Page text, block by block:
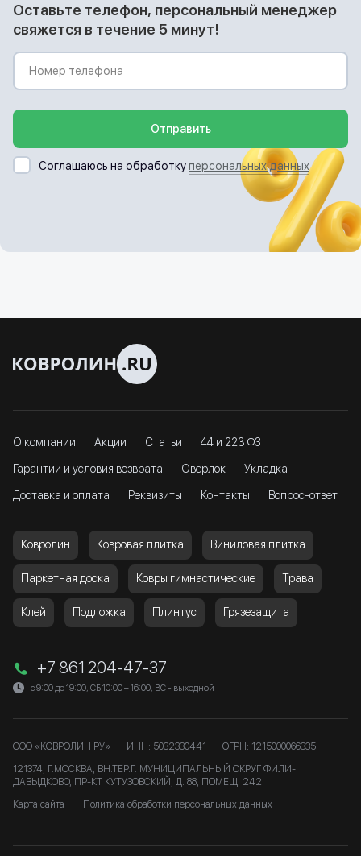
Оставьте телефон, персональный менеджер
свяжется в течение 5 минут!
Отправить
Соглашаюсь на обработкуперсональных данных
О компании Акции Статьи 44 и 223 ФЗ
Гарантии и условия возврата Оверлок Укладка
Доставка и оплата Реквизиты Контакты Вопрос-ответ
Ковролин Ковровая плитка Виниловая плитка
Паркетная доска Ковры гимнастические Трава
Клей Подложка Плинтус Грязезащита
+7 861 204-47-37
с 9:00 до 19:00, СБ 10:00 – 16:00, ВС - выходной
ООО «КОВРОЛИН РУ» ИНН: 5032330441
ОГРН: 1215000066335
121374, Г.МОСКВА, ВН.ТЕР.Г. МУНИЦИПАЛЬНЫЙ ОКРУГ ФИЛИ-
ДАВЫДКОВО, ПР-КТ КУТУЗОВСКИЙ, Д. 88, ПОМЕЩ. 242
Карта сайта
Политика обработки персональных данных